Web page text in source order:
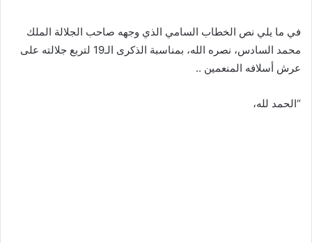
في ما يلي نص الخطاب السامي الذي وجهه صاحب الجلالة الملك
محمد السادس، نصره الله، بمناسبة الذكرى الـ19 لتربع جلالته على
عرش أسلافه المنعمين ..
“الحمد لله،